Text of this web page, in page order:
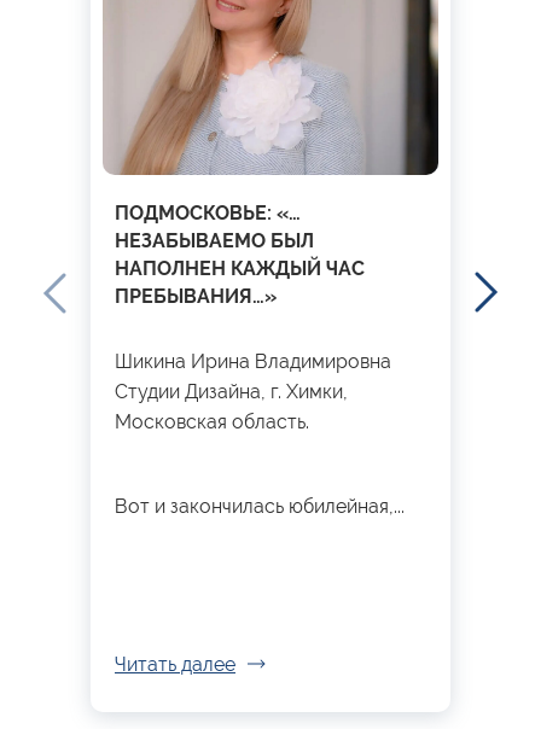
ПОДМОСКОВЬЕ: «…
НЕЗАБЫВАЕМО БЫЛ
НАПОЛНЕН КАЖДЫЙ ЧАС
ПРЕБЫВАНИЯ…»
Шикина Ирина Владимировна
Студии Дизайна, г. Химки,
Московская область.
Вот и закончилась юбилейная,...
Читать далее